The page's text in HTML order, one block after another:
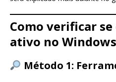
Como verificar se
ativo no Windows
Método 1: